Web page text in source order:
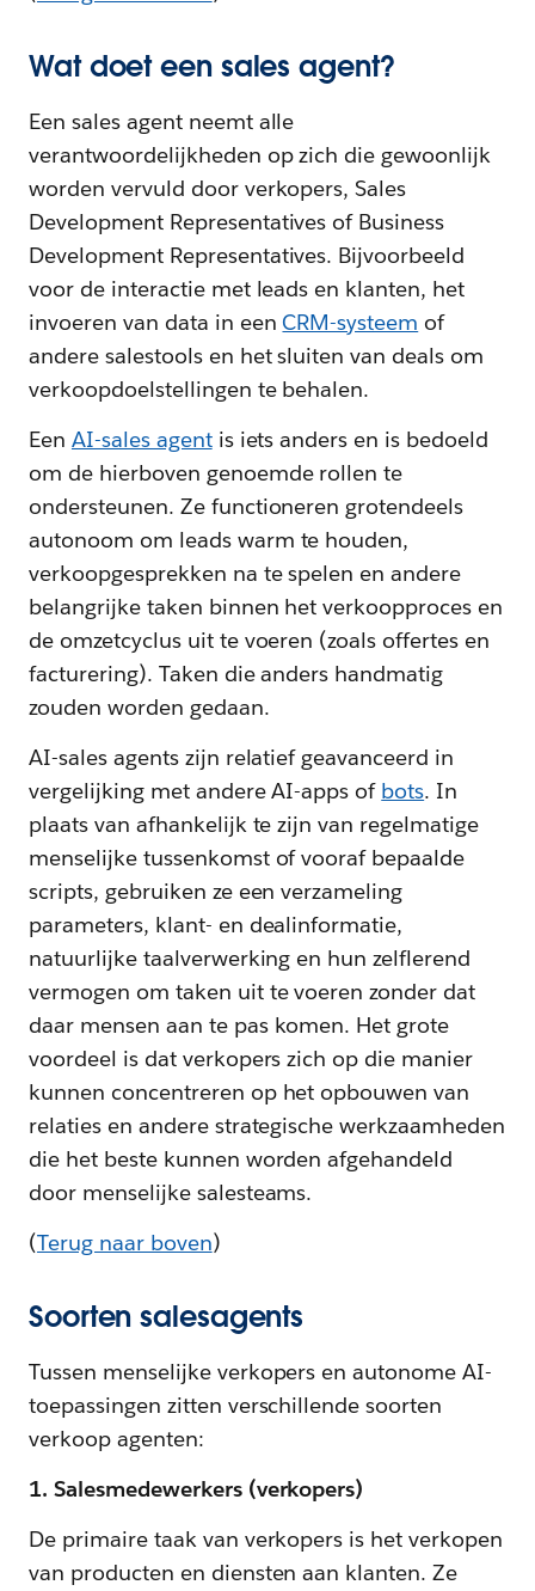
Wat doet een sales agent?
Een sales agent neemt alle
verantwoordelijkheden op zich die gewoonlijk
worden vervuld door verkopers, Sales
Development Representatives of Business
Development Representatives. Bijvoorbeeld
voor de interactie met leads en klanten, het
invoeren van data in eenCRM-systeem of
andere salestools en het sluiten van deals om
verkoopdoelstellingen te behalen.
Een AI-sales agentis iets anders en is bedoeld
om de hierboven genoemde rollen te
ondersteunen. Ze functioneren grotendeels
autonoom om leads warm te houden,
verkoopgesprekken na te spelen en andere
belangrijke taken binnen het verkoopproces en
de omzetcyclus uit te voeren (zoals offertes en
facturering). Taken die anders handmatig
zouden worden gedaan.
AI-sales agents zijn relatief geavanceerd in
vergelijking met andere AI-apps of bots. In
plaats van afhankelijk te zijn van regelmatige
menselijke tussenkomst of vooraf bepaalde
scripts, gebruiken ze een verzameling
parameters, klant- en dealinformatie,
natuurlijke taalverwerking en hun zelflerend
vermogen om taken uit te voeren zonder dat
daar mensen aan te pas komen. Het grote
voordeel is dat verkopers zich op die manier
kunnen concentreren op het opbouwen van
relaties en andere strategische werkzaamheden
die het beste kunnen worden afgehandeld
door menselijke salesteams.
(Terug naar boven)
Soorten salesagents
Tussen menselijke verkopers en autonome AI-
toepassingen zitten verschillende soorten
verkoop agenten:
1. Salesmedewerkers (verkopers)
De primaire taak van verkopers is het verkopen
van producten en diensten aan klanten. Ze